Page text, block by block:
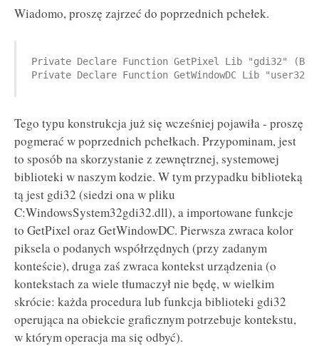
Wiadomo, proszę zajrzeć do poprzednich pchełek.
Private Declare Function GetPixel Lib "gdi32"
Private Declare Function GetWindowDC Lib "user32"
Tego typu konstrukcja już się wcześniej pojawiła - proszę
pogmerać w poprzednich pchełkach. Przypominam, jest
to sposób na skorzystanie z zewnętrznej, systemowej
biblioteki w naszym kodzie. W tym przypadku biblioteką
tą jest gdi32 (siedzi ona w pliku
C:WindowsSystem32gdi32.dll), a importowane funkcje
to GetPixel oraz GetWindowDC. Pierwsza zwraca kolor
piksela o podanych współrzędnych (przy zadanym
konteście), druga zaś zwraca kontekst urządzenia (o
kontekstach za wiele tłumaczył nie będę, w wielkim
skrócie: każda procedura lub funkcja biblioteki gdi32
operująca na obiekcie graficznym potrzebuje kontekstu,
w którym operacja ma się odbyć).